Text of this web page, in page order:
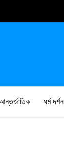
ধর্ম দর্শন